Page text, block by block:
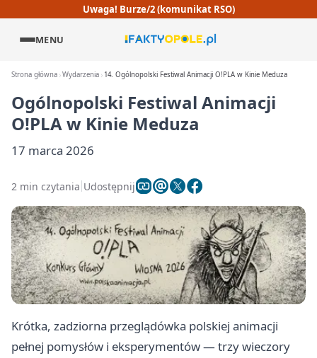
Uwaga! Burze/2 (komunikat RSO)
MENU
Strona główna Wydarzenia 14. Ogólnopolski Festiwal Animacji O!PLA w Kinie Meduza
Ogólnopolski Festiwal Animacji
O!PLA w Kinie Meduza
17 marca 2026
2 min czytania Udostępnij
Krótka, zadziorna przeglądówka polskiej animacji
pełnej pomysłów i eksperymentów — trzy wieczory